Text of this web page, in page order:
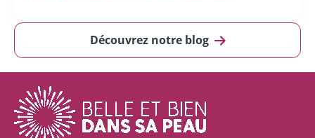
Découvrez notre blog